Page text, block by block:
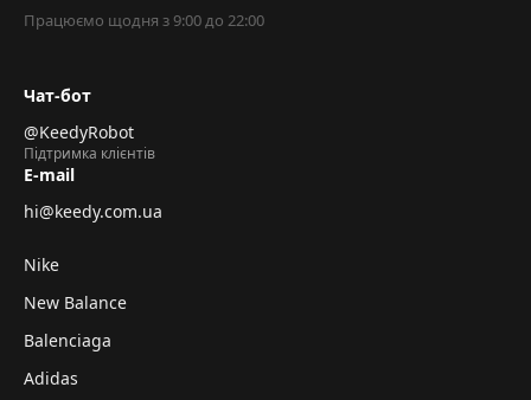
Працюємо щодня з 9:00 до 22:00
Чат-бот
@KeedyRobot
Підтримка клієнтів
E-mail
hi@keedy.com.ua
Nike
New Balance
Balenciaga
Adidas